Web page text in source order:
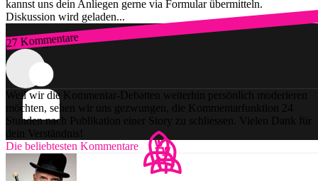
kannst uns dein Anliegen gerne via Formular übermitteln.
Diskussion wird geladen...
27 Kommentare
Zum Login
Weil wir die Kommentar-Debatten weiterhin persönlich moderieren
möchten, sehen wir uns gezwungen, die Kommentarfunktion 24
Stunden nach Publikation einer Story zu schliessen. Vielen Dank für
dein Verständnis!
Die beliebtesten Kommentare